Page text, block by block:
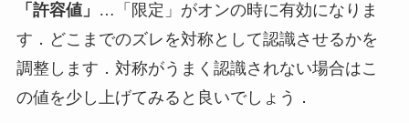
「許容値」 …「限定」がオンの時に有効になりま
す．どこまでのズレを対称として認識させるかを
調整します．対称がうまく認識されない場合はこ
の値を少し上げてみると良いでしょう．